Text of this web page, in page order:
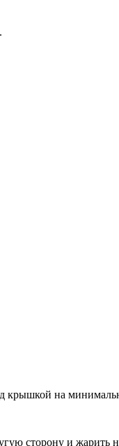
на
сторону и жарить